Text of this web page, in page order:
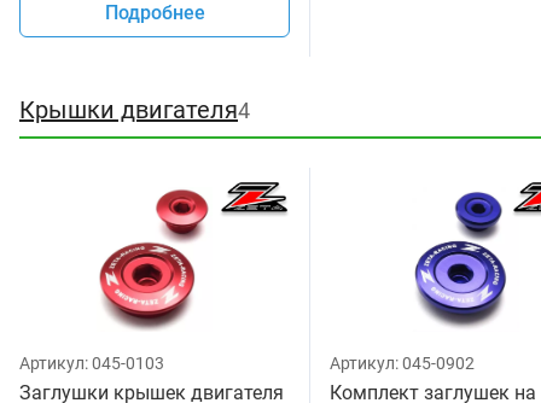
Подробнее
Крышки двигателя4
Артикул:045-0103
Заглушки крышек двигателя
Артикул:045-0902
Комплект заглушек на